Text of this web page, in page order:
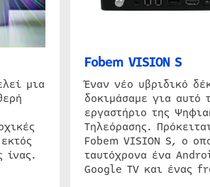
μια
ίνας.
Fobem VISION S
Έναν νέο υβριδικό
δοκιμάσαμε για αυτό
εργαστήριο της
Τηλεόρασης.
Fobem VISION S, ο
ταυτόχρονα ένα
Google TV και ένας